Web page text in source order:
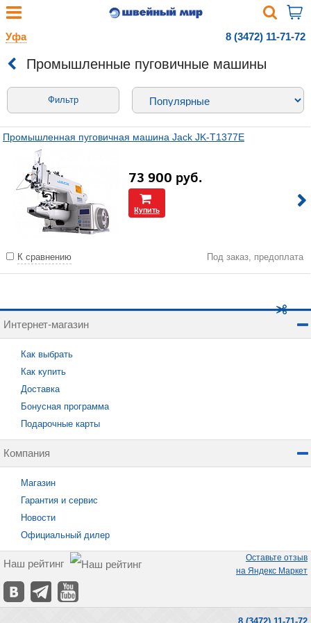
Уфа 8 (3472) 11-71-72
Промышленные пуговичные машины
Фильтр
Промышленная пуговичная машина Jack JK-T1377E
73 900 руб.
Купить
К сравнению Под заказ, предоплата
Интернет-магазин
Как выбрать
Как купить
Доставка
Бонусная программа
Подарочные карты
Компания
Магазин
Гарантия и сервис
Новости
Официальный дилер
Наш рейтинг
Оставьте отзыв
на Яндекс Маркет